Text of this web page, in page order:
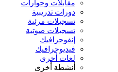
مقابلات وحوارات
دورات تدريبية
تسجيلات مرئية
تسجيلات صوتية
إنفوجرافيك
فيديوجرافيك
لغات أخرى
أنشطة أخرى